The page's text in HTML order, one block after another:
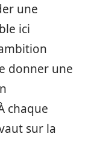
une
ici
donner une
chaque
sur la